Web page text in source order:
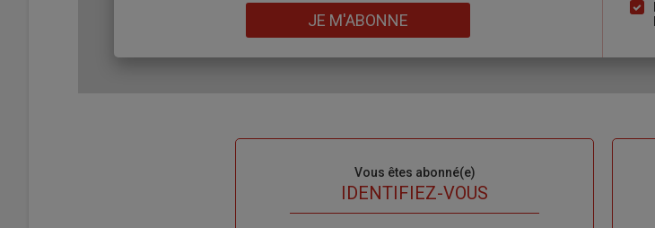
JE M'ABONNE
Vous êtes abonné(e)
IDENTIFIEZ-VOUS